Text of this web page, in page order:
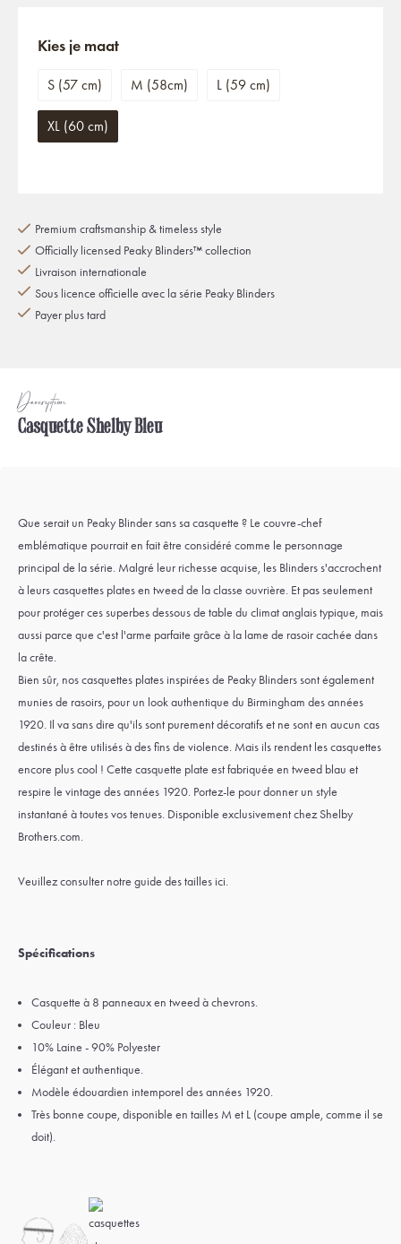
Kies je maat
S (57 cm) M (58cm) L (59 cm)
XL (60 cm)
Premium craftsmanship & timeless style
Officially licensed Peaky Blinders™ collection
Livraison internationale
Sous licence officielle avec la série Peaky Blinders
Payer plus tard
Description
Casquette Shelby Bleu
Que serait un Peaky Blinder sans sa casquette ? Le couvre-chef
emblématique pourrait en fait être considéré comme le personnage
principal de la série. Malgré leur richesse acquise, les Blinders s'accrochent
à leurs casquettes plates en tweed de la classe ouvrière. Et pas seulement
pour protéger ces superbes dessous de table du climat anglais typique, mais
aussi parce que c'est l'arme parfaite grâce à la lame de rasoir cachée dans
la crête.
Bien sûr, nos casquettes plates inspirées de Peaky Blinders sont également
munies de rasoirs, pour un look authentique du Birmingham des années
1920. Il va sans dire qu'ils sont purement décoratifs et ne sont en aucun cas
destinés à être utilisés à des fins de violence. Mais ils rendent les casquettes
encore plus cool ! Cette casquette plate est fabriquée en tweed blau et
respire le vintage des années 1920. Portez-le pour donner un style
instantané à toutes vos tenues. Disponible exclusivement chez Shelby
Brothers.com.
Veuillez consulter notre guide des tailles ici.
Spécifications
Casquette à 8 panneaux en tweed à chevrons.
Couleur : Bleu
10% Laine - 90% Polyester
Élégant et authentique.
Modèle édouardien intemporel des années 1920.
Très bonne coupe, disponible en tailles M et L (coupe ample, comme il se
doit).